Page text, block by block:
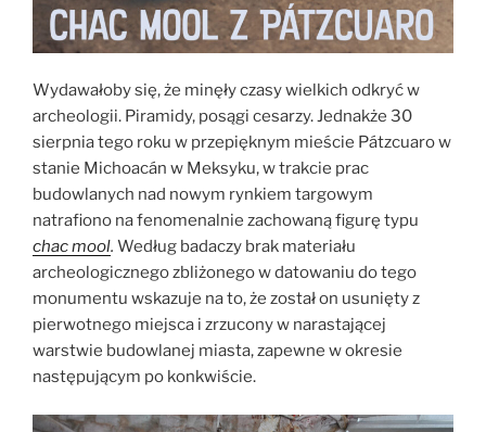
Wydawałoby się, że minęły czasy wielkich odkryć w
archeologii. Piramidy, posągi cesarzy. Jednakże 30
sierpnia tego roku w przepięknym mieście Pátzcuarow
stanie Michoacán w Meksyku, w trakcie prac
budowlanych nad nowym rynkiem targowym
natrafiono na fenomenalnie zachowaną figurę typu
chac mool. Według badaczy brak materiału
archeologicznego zbliżonego w datowaniu do tego
monumentu wskazuje na to, że został on usunięty z
pierwotnego miejsca i zrzucony w narastającej
warstwie budowlanej miasta, zapewne w okresie
następującym po konkwiście.